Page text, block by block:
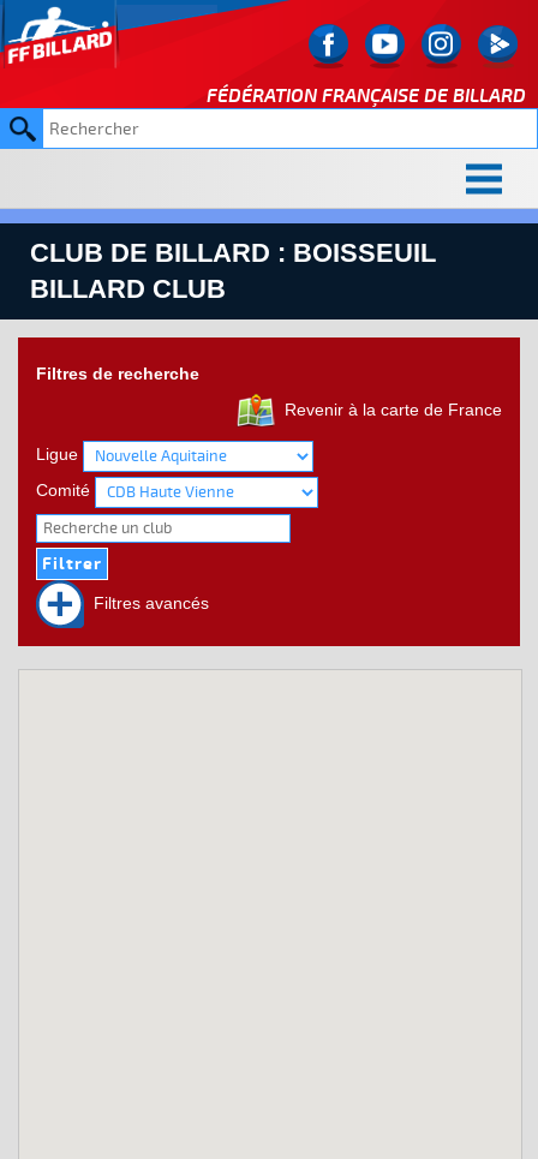
FÉDÉRATION FRANÇAISE DE BILLARD
CLUB DE BILLARD : BOISSEUIL
BILLARD CLUB
Filtres de recherche
Revenir à la carte de France
Ligue
Comité
Filtres avancés